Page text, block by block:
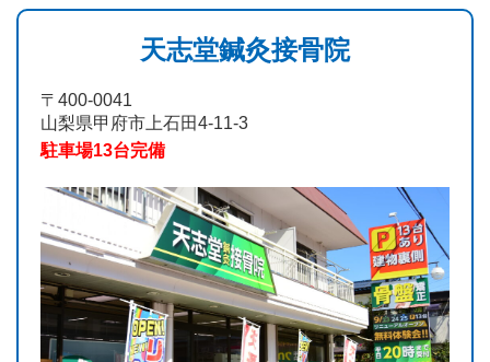
天志堂鍼灸接骨院
〒400-0041
山梨県甲府市上石田4-11-3
駐車場13台完備